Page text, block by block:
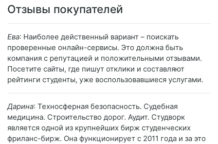
Отзывы покупателей
Ева: Наиболее действенный вариант – поискать
проверенные онлайн-сервисы. Это должна быть
компания с репутацией и положительными отзывами.
Посетите сайты, где пишут отклики и составляют
рейтинги студенты, уже воспользовавшиеся услугами.
Дарина: Техносферная безопасность. Судебная
медицина. Строительство дорог. Аудит. Студворк
является одной из крупнейших бирж студенческих
фриланс-бирж. Она функционирует с 2011 года и за это